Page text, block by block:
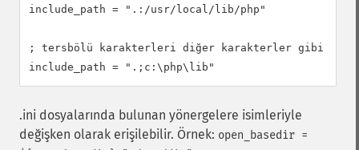
include_path = ".:/usr/local/lib/php"
; tersbölü karakterleri diğer karakterler gibi ele
include_path = ".;c:\php\lib"
.ini dosyalarında bulunan yönergelere isimleriyle
değişken olarak erişilebilir. Örnek: open_basedir =